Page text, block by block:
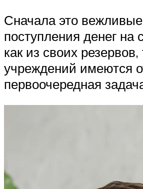
Сначала это
поступления денег на
как из своих
учреждений имеются
первоочередная